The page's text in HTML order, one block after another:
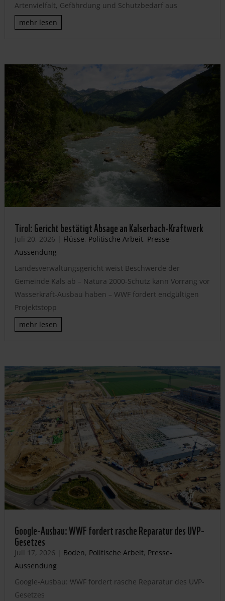
Artenvielfalt, Gefährdung und Schutzbedarf aus
mehr lesen
Tirol: Gericht bestätigt Absage an Kalserbach-Kraftwerk
Juli 20, 2026 | Flüsse, Politische Arbeit, Presse-
Aussendung
Landesverwaltungsgericht weist Beschwerde der
Gemeinde Kals ab – Natura 2000-Schutz kann Vorrang vor
Wasserkraft-Ausbau haben – WWF fordert endgültigen
Projektstopp
mehr lesen
Google-Ausbau: WWF fordert rasche Reparatur des UVP-
Gesetzes
Juli 17, 2026 | Boden, Politische Arbeit, Presse-
Aussendung
Google-Ausbau: WWF fordert rasche Reparatur des UVP-
Gesetzes